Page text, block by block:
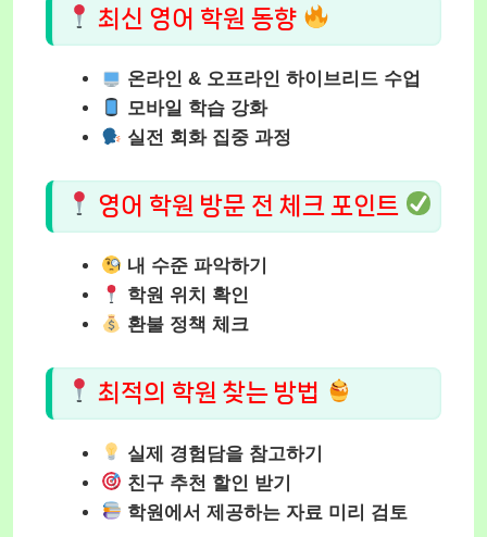
최신 영어 학원 동향
온라인 & 오프라인 하이브리드 수업
모바일 학습 강화
실전 회화 집중 과정
영어 학원 방문 전 체크 포인트
내 수준 파악하기
학원 위치 확인
환불 정책 체크
최적의 학원 찾는 방법
실제 경험담을 참고하기
친구 추천 할인 받기
학원에서 제공하는 자료 미리 검토